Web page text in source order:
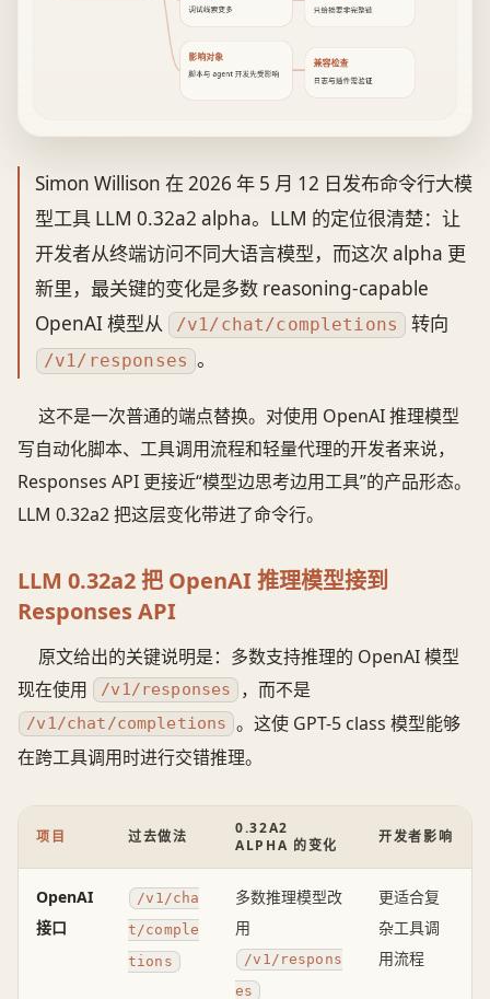
调试线索变多 只给摘要非完整链
影响对象
脚本与 agent 开发先受影响
兼容检查
日志与插件需验证
Simon Willison 在 2026 年 5 月 12 日发布命令行大模
型工具 LLM 0.32a2 alpha。LLM 的定位很清楚：让
开发者从终端访问不同大语言模型，而这次 alpha 更
新里，最关键的变化是多数 reasoning-capable
OpenAI 模型从
/v1/chat/completions 转向
/v1/responses 。
这不是一次普通的端点替换。对使用 OpenAI 推理模型
写自动化脚本、工具调用流程和轻量代理的开发者来说，
Responses API 更接近“模型边思考边用工具”的产品形态。
LLM 0.32a2 把这层变化带进了命令行。
LLM 0.32a2 把 OpenAI 推理模型接到
Responses API
原文给出的关键说明是：多数支持推理的 OpenAI 模型
现在使用
/v1/responses ，而不是
/v1/chat/completions 。这使 GPT-5 class 模型能够
在跨工具调用时进行交错推理。
项目 过去做法
0.32A2
ALPHA 的变化
开发者影响
OpenAI
接口
/v1/cha
t/comple
tions
多数推理模型改
用
/v1/respons
es
更适合复
杂工具调
用流程